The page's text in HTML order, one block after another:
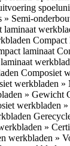
» Semi-
laminaat
Compact
laminaat
laminaat
Composiet
werkbladen »
» Gewicht
werkbladen
»
werkbladen »